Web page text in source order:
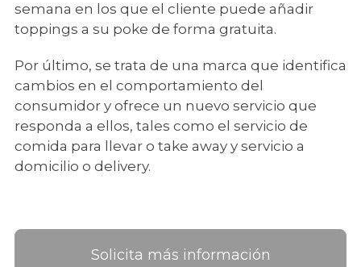
semana en los que el cliente puede añadir
toppings a su poke de forma gratuita.
Por último, se trata de una marca que identifica
cambios en el comportamiento del
consumidor y ofrece un nuevo servicio que
responda a ellos, tales como el servicio de
comida para llevar o take away y servicio a
domicilio o delivery.
Solicita más información